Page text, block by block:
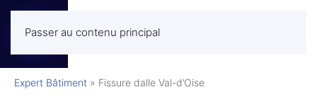
Passer au contenu principalMENU
Expert Bâtiment » Fissure dalle Val-d’Oise